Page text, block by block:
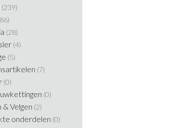
(239)
(28)
(4)
(5)
(7)
(0)
(0)
& Velgen (2)
onderdelen (0)